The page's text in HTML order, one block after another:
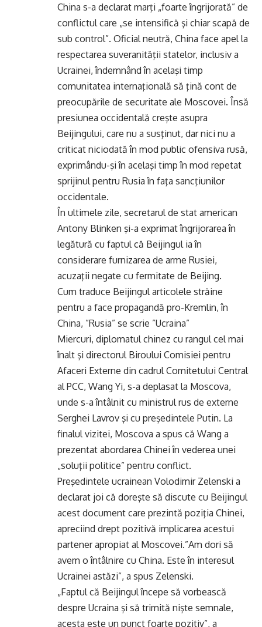
China s-a declarat marţi „foarte îngrijorată” de
conflictul care „se intensifică şi chiar scapă de
sub control”. Oficial neutră, China face apel la
respectarea suveranităţii statelor, inclusiv a
Ucrainei, îndemnând în acelaşi timp
comunitatea internaţională să ţină cont de
preocupările de securitate ale Moscovei. Însă
presiunea occidentală creşte asupra
Beijingului, care nu a susţinut, dar nici nu a
criticat niciodată în mod public ofensiva rusă,
exprimându-şi în acelaşi timp în mod repetat
sprijinul pentru Rusia în faţa sancţiunilor
occidentale.
În ultimele zile, secretarul de stat american
Antony Blinken şi-a exprimat îngrijorarea în
legătură cu faptul că Beijingul ia în
considerare furnizarea de arme Rusiei,
acuzaţii negate cu fermitate de Beijing.
Cum traduce Beijingul articolele străine
pentru a face propagandă pro-Kremlin, în
China, ”Rusia” se scrie ”Ucraina”
Miercuri, diplomatul chinez cu rangul cel mai
înalt şi directorul Biroului Comisiei pentru
Afaceri Externe din cadrul Comitetului Central
al PCC, Wang Yi, s-a deplasat la Moscova,
unde s-a întâlnit cu ministrul rus de externe
Serghei Lavrov şi cu preşedintele Putin. La
finalul vizitei, Moscova a spus că Wang a
prezentat abordarea Chinei în vederea unei
„soluţii politice” pentru conflict.
Preşedintele ucrainean Volodimir Zelenski a
declarat joi că doreşte să discute cu Beijingul
acest document care prezintă poziţia Chinei,
apreciind drept pozitivă implicarea acestui
partener apropiat al Moscovei.”Am dori să
avem o întâlnire cu China. Este în interesul
Ucrainei astăzi”, a spus Zelenski.
„Faptul că Beijingul începe să vorbească
despre Ucraina şi să trimită nişte semnale,
acesta este un punct foarte pozitiv”, a